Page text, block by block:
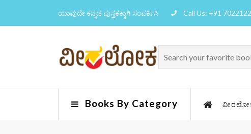
ಯಾವುದೇ ಕನ್ನಡ ಪುಸ್ತಕಕ್ಕಾಗಿ ಸಂಪರ್ಕಿಸಿ Call Us: +91
Books By Category ವೀರಲೋಕ